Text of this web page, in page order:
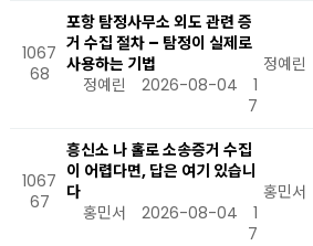
1067
68
포항 탐정사무소 외도 관련 증
거 수집 절차 – 탐정이 실제로
사용하는 기법
정예린
2026-08-04
1
7
정예린
1067
67
흥신소 나 홀로 소송증거 수집
이 어렵다면, 답은 여기 있습니
다
홍민서
2026-08-04
1
7
홍민서